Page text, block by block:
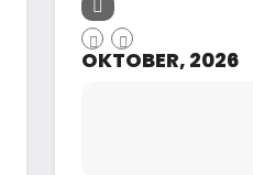
OKTOBER, 2026